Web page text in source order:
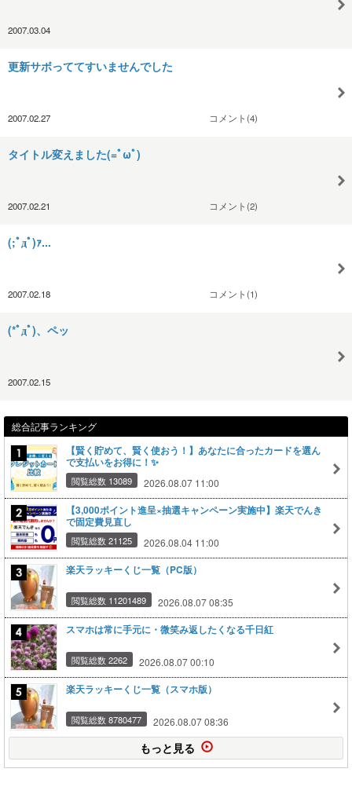
2007.03.04
更新サボっててすいませんでした
2007.02.27 コメント(4)
タイトル変えました(=ﾟωﾟ)
2007.02.21 コメント(2)
(;ﾟдﾟ)ｧ...
2007.02.18 コメント(1)
(*ﾟдﾟ)、ペッ
2007.02.15
総合記事ランキング
【賢く貯めて、賢く使おう！】あなたに合ったカードを選ん
で支払いをお得に！✨
閲覧総数 13089 2026.08.07 11:00
【3,000ポイント進呈×抽選キャンペーン実施中】楽天でんき
で固定費見直し
閲覧総数 21125 2026.08.04 11:00
楽天ラッキーくじ一覧（PC版）
閲覧総数 11201489 2026.08.07 08:35
スマホは常に手元に・微笑み返したくなる千日紅
閲覧総数 2262 2026.08.07 00:10
楽天ラッキーくじ一覧（スマホ版）
閲覧総数 8780477 2026.08.07 08:36
もっと見る